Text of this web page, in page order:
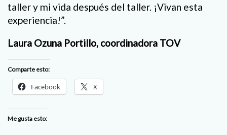
taller y mi vida después del taller. ¡Vivan esta
experiencia!”.
Laura Ozuna Portillo, coordinadora TOV
Comparte esto:
Facebook X
Me gusta esto: